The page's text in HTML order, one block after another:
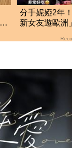
分手妮婭2年
新女友遊歐